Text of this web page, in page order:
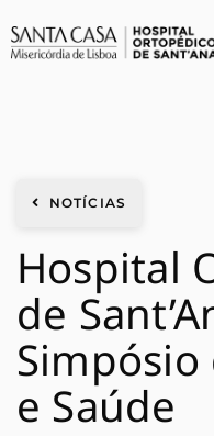
NOTÍCIAS
Hospital
de
e Saúde